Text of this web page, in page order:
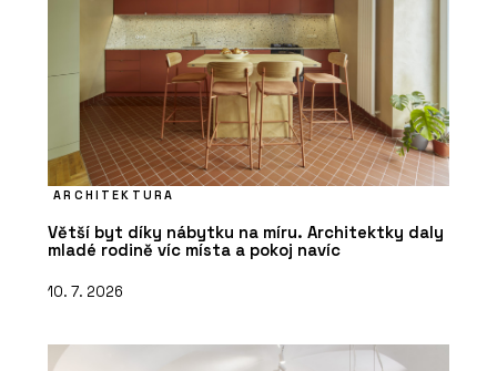
ARCHITEKTURA
Větší byt díky nábytku na míru. Architektky daly
mladé rodině víc místa a pokoj navíc
10. 7. 2026